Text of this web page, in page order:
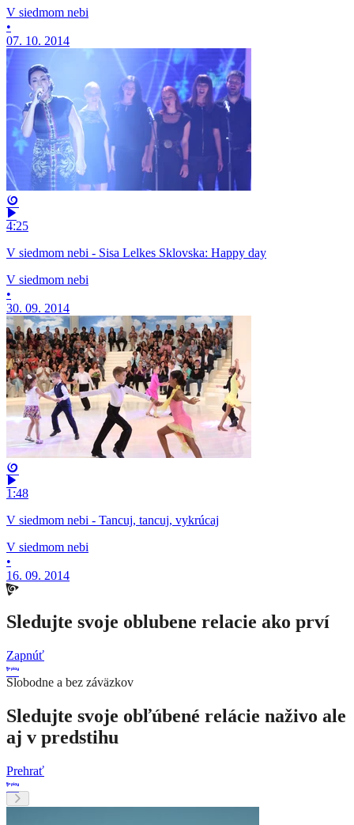
V siedmom nebi
•
07. 10. 2014
4:25
V siedmom nebi - Sisa Lelkes Sklovska: Happy day
V siedmom nebi
•
30. 09. 2014
1:48
V siedmom nebi - Tancuj, tancuj, vykrúcaj
V siedmom nebi
•
16. 09. 2014
Sledujte svoje oblubene relacie ako prví
Zapnúť
Slobodne a bez záväzkov
Sledujte svoje obľúbené relácie naživo ale
aj v predstihu
Prehrať